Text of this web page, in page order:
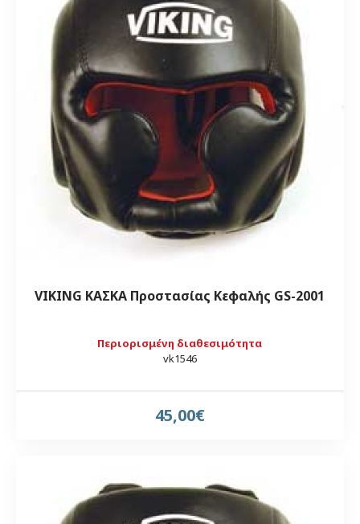
Περιορισμένη διαθεσιμότητα
vk1546
VIKING ΚΑΣΚΑ Προστασίας Κεφαλής GS-2001
45,00€